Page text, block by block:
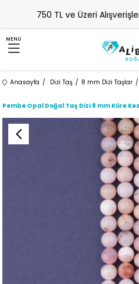
750 TL ve Üzeri
MENU
Anasayfa Dizi Taş 8 mm Dizi Taşlar
Pembe Opal Doğal Taş Dizi 8 mm Küre